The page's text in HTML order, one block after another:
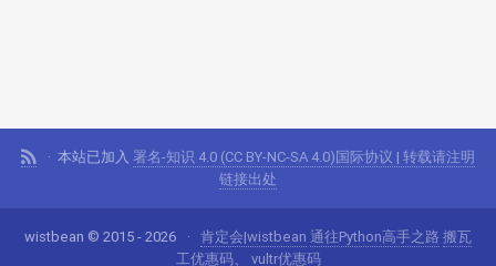
本站已加入 署名-知识 4.0 (CC BY-NC-SA 4.0)国际协议 | 转载请注明
链接出处
wistbean © 2015 - 2026 肯定会|wistbean 通往Python高手之路 搬瓦
工优惠码、 vultr优惠码